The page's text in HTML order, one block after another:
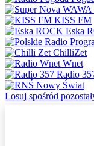
KISS FM
Eska
ChilliZet
Wnet
Radio
Nowy Świat
Losuj spośród